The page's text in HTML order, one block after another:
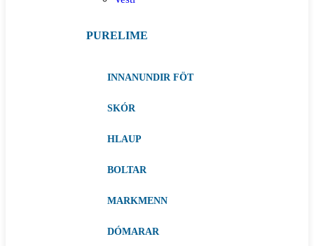
PURELIME
INNANUNDIR FÖT
SKÓR
HLAUP
BOLTAR
MARKMENN
DÓMARAR